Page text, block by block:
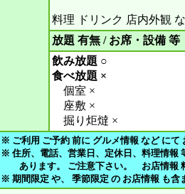
料理 ドリンク 店内外観
放題 有無 / お席・設備 等
飲み放題 ○
食べ放題 ×
個室 ×
座敷 ×
掘り炬燵 ×
※ ご利用 ご予約 前に グルメ情報 など にて
※ 住所、電話、営業日、定休日、料理情報
あります。 ご注意下さい。 お店情報 料
※ 期間限定 や、 季節限定 の お店情報 も含